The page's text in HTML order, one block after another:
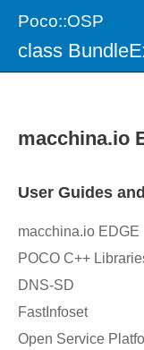
Poco::OSP
class